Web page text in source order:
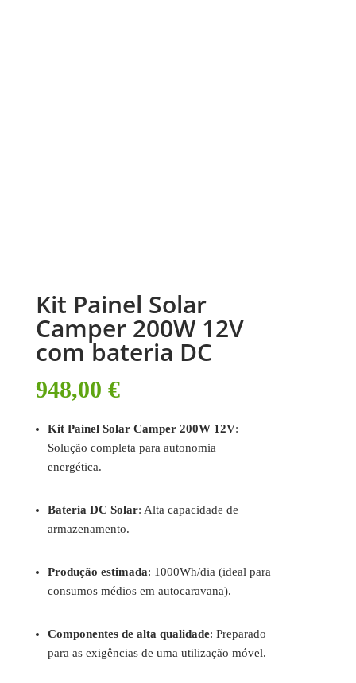
Kit Painel Solar
Camper 200W 12V
com bateria DC
948,00 €
Kit Painel Solar Camper 200W 12V:
Solução completa para autonomia
energética.
Bateria DC Solar: Alta capacidade de
armazenamento.
Produção estimada: 1000Wh/dia (ideal para
consumos médios em autocaravana).
Componentes de alta qualidade: Preparado
para as exigências de uma utilização móvel.